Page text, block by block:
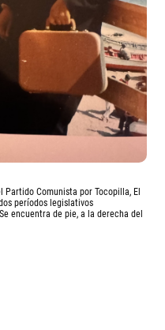
Partido Comunista por Tocopilla, El
períodos legislativos
encuentra de pie, a la derecha del